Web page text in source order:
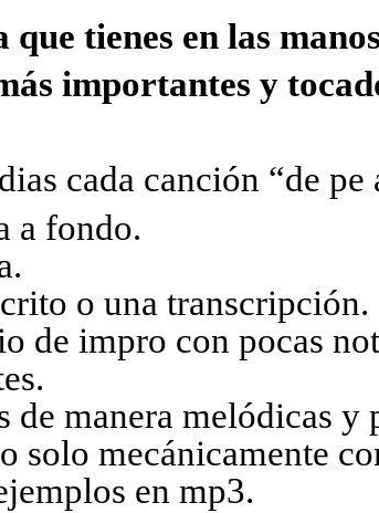
tienes en las
importantes y
cada canción “de pe
a fondo.
o una transcripción.
de impro con pocas
de manera melódicas y
solo mecánicamente
en mp3.